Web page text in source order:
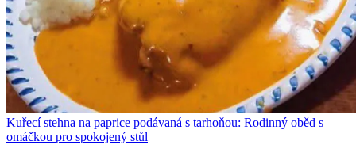
Kuřecí stehna na paprice podávaná s tarhoňou: Rodinný oběd s
omáčkou pro spokojený stůl